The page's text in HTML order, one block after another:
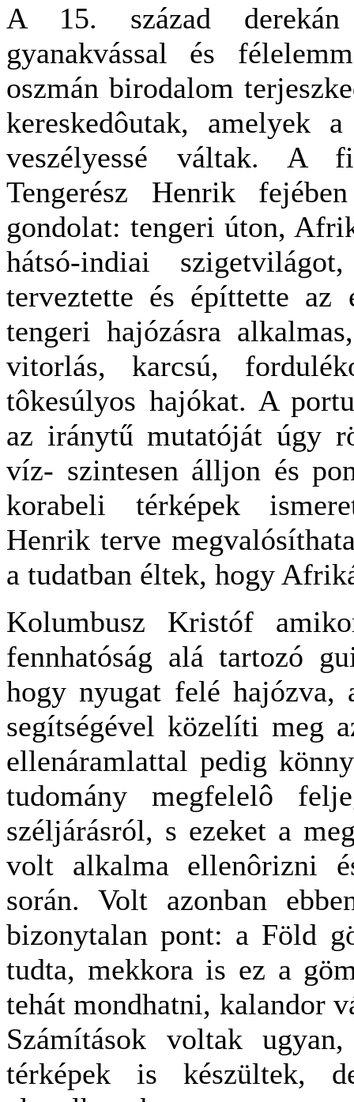
A 15. század derekán
gyanakvással és
oszmán birodalom
kereskedôutak, amelyek
veszélyessé váltak. A
Tengerész Henrik
gondolat: tengeri úton,
hátsó-indiai
terveztette és építtette az
tengeri hajózásra
vitorlás, karcsú,
tôkesúlyos hajókat. A
az iránytű mutatóját úgy
víz- szintesen álljon és
korabeli térképek
Henrik terve
a tudatban éltek, hogy
Kolumbusz Kristóf
fennhatóság alá tartozó
hogy nyugat felé hajózva,
segítségével közelíti meg
ellenáramlattal pedig
tudomány megfelelô
széljárásról, s ezeket a
volt alkalma ellenôrizni
során. Volt azonban
bizonytalan pont: a Föld
tudta, mekkora is ez a
tehát mondhatni, kalandor
Számítások voltak
térképek is készültek,